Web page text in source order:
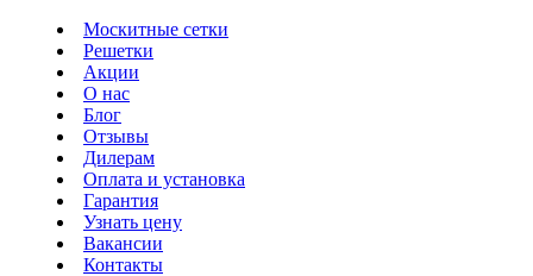
Москитные сетки
Решетки
Акции
О нас
Блог
Отзывы
Дилерам
Оплата и установка
Гарантия
Узнать цену
Вакансии
Контакты